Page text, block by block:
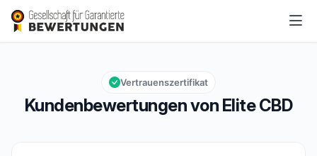
Elite CBD
Gesamtbewertung: 9,8 von 10
9,8/10
Kundenbewertungen von Elite CBD
Vertrauenszertifikat